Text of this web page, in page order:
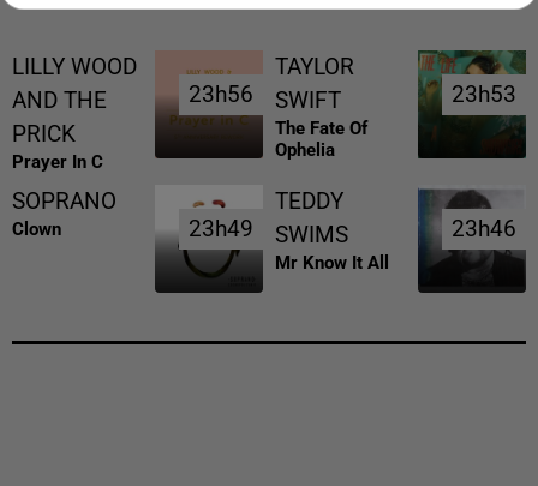
LILLY WOOD
AND THE
PRICK
Prayer In C
23h56
23h56
TAYLOR
SWIFT
The Fate Of
Ophelia
23h53
23h53
SOPRANO
Clown 23h49
23h49
TEDDY
SWIMS
Mr Know It All
23h46
23h46